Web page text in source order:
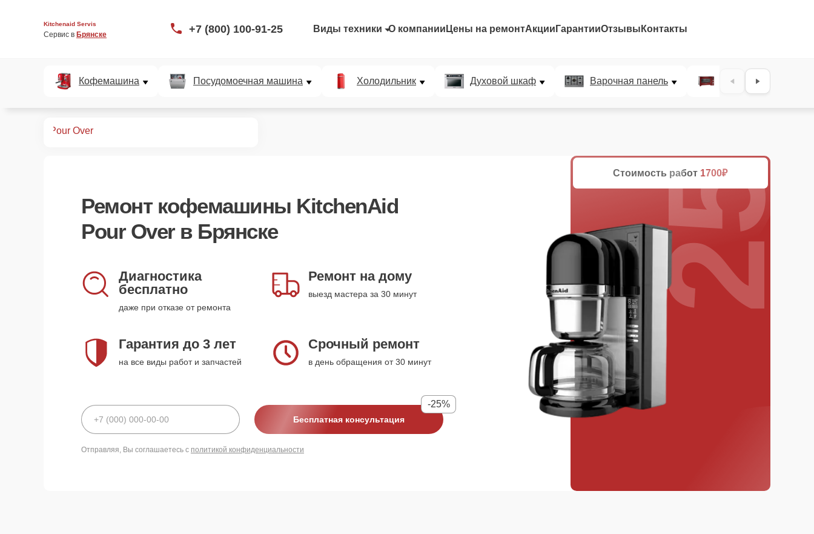
Kitchenaid Servis
Сервис в Брянске +7 (800) 100-91-25 Виды техники О компании Цены на ремонтАкции ГарантииОтзывы Контакты
Кофемашина Посудомоечная машина Холодильник Духовой шкаф Варочная панель Микроволновая
Pour Over
Ремонт кофемашины KitchenAid
Pour Overв Брянске
Диагностика
бесплатно
даже при отказе от ремонта
Ремонт на дому
выезд мастера за 30 минут
Гарантия до 3 лет
на все виды работ и запчастей
Срочный ремонт
в день обращения от 30 минут
Бесплатная консультация
-25%
Отправляя, Вы соглашаетесь с политикой конфиденциальности
Стоимость работ 1700₽
25%